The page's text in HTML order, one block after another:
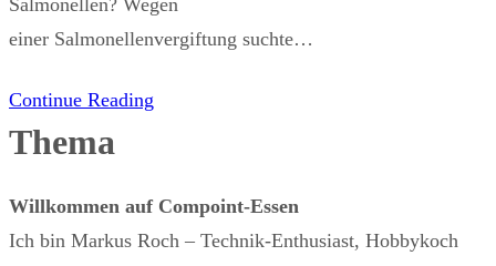
Salmonellen? Wegen
einer Salmonellenvergiftung suchte…
Continue Reading
Thema
Willkommen auf Compoint-Essen
Ich bin Markus Roch – Technik-Enthusiast, Hobbykoch